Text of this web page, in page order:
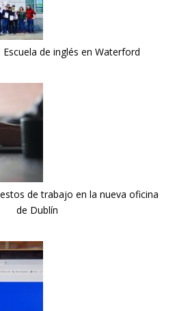
de inglés en Waterford
de trabajo en la nueva oficina
de Dublín